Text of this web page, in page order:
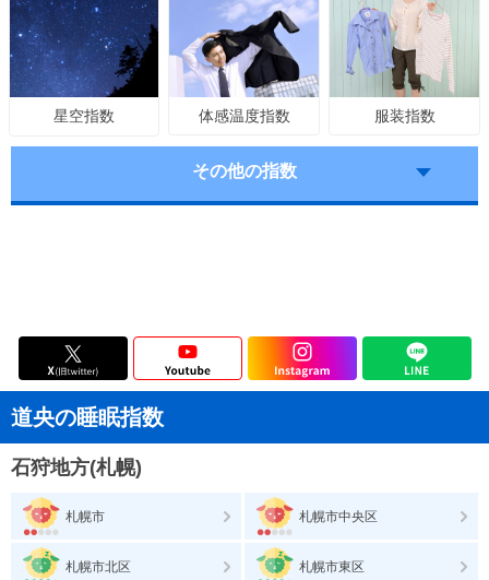
星空指数 体感温度指数 服装指数
その他の指数
道央の睡眠指数
石狩地方(札幌)
札幌市 札幌市中央区
札幌市北区 札幌市東区